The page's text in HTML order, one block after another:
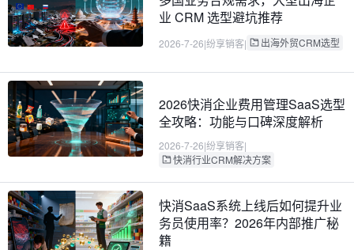
业 CRM 选型避坑推荐
2026-7-26|纷享销客| 出海外贸CRM选型
2026快消企业费用管理SaaS选型
全攻略：功能与口碑深度解析
2026-7-26|纷享销客|
快消行业CRM解决方案
快消SaaS系统上线后如何提升业
务员使用率？2026年内部推广秘
籍